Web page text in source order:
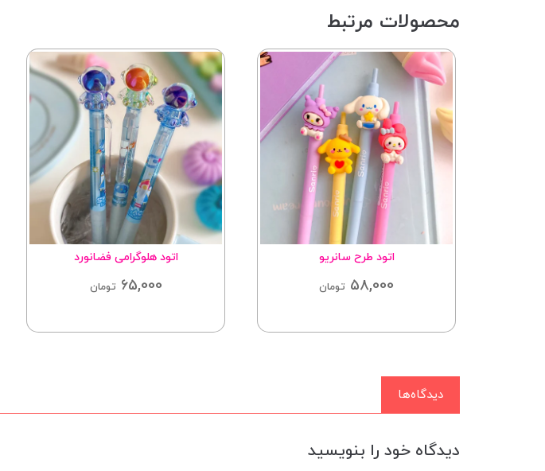
محصولات مرتبط
اتود طرح سانریو
58,000 تومان
اتود هلوگرامی فضانورد
65,000 تومان
دیدگاه‌ها
دیدگاه خود را بنویسید